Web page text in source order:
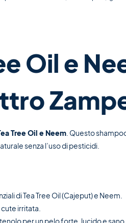
Oil e
Tree Oil e Neem . Questo
senza l’uso di pesticidi.
di Tea Tree Oil (Cajeput) e Neem.
irritata.
per un pelo forte, lucido e sano.